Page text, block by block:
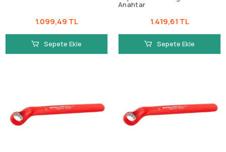
1.099,49 TL
Sepete Ekle
Anahtar
1.419,61 TL
Sepete Ekle